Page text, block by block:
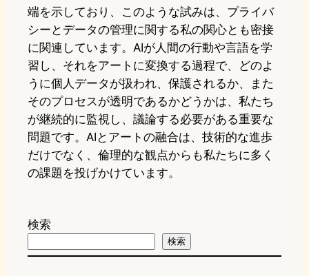
端を示しており、このような試みは、プライバ
シーとデータの管理に関する私の関心とも密接
に関連しています。AIが人間の行動や言語を学
習し、それをアートに変換する過程で、どのよ
うに個人データが扱われ、保護されるか、また
そのプロセスが透明であるかどうかは、私たち
が継続的に監視し、議論する必要がある重要な
問題です。AIとアートの融合は、技術的な進歩
だけでなく、倫理的な観点からも私たちに多く
の課題を投げかけています。
検索
検索